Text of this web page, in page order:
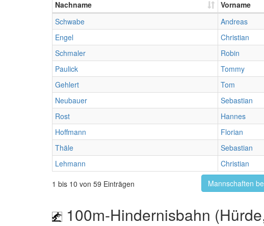
Nachname Vorname
Schwabe
Andreas
Engel
Christian
Schmaler
Robin
Paulick
Tommy
Gehlert
Tom
Neubauer
Sebastian
Rost
Hannes
Hoffmann
Florian
Thäle
Sebastian
Lehmann
Christian
1 bis 10 von 59 Einträgen
Mannschaften
100m-Hindernisbahn